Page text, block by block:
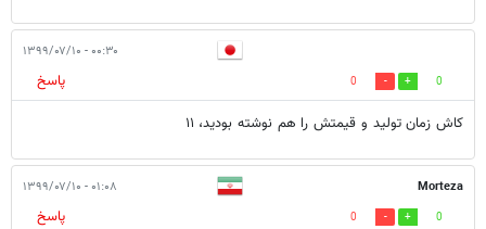
۰۰:۳۰ - ۱۳۹۹/۰۷/۱۰
0
0
پاسخ
کاش زمان تولید و قیمتش را هم نوشته بودید، ۱۱
Morteza ۰۱:۰۸ - ۱۳۹۹/۰۷/۱۰
0
0
پاسخ